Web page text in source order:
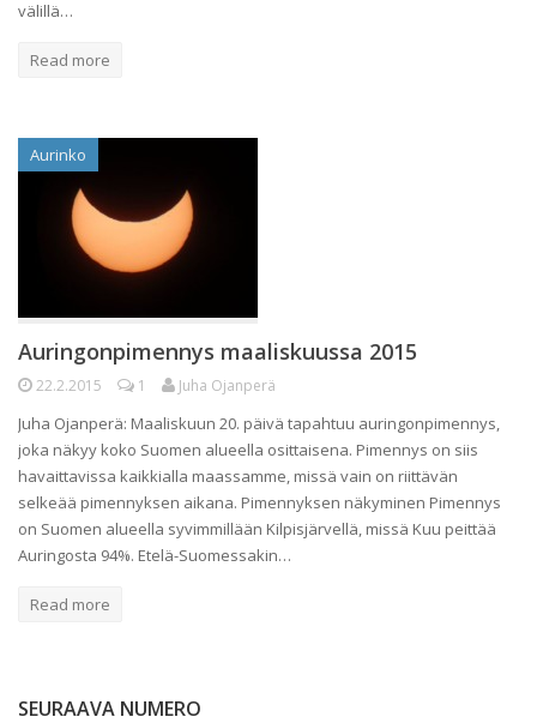
välillä…
Read more
Aurinko
Auringonpimennys maaliskuussa 2015
22.2.2015 1 Juha Ojanperä
Juha Ojanperä: Maaliskuun 20. päivä tapahtuu auringonpimennys,
joka näkyy koko Suomen alueella osittaisena. Pimennys on siis
havaittavissa kaikkialla maassamme, missä vain on riittävän
selkeää pimennyksen aikana. Pimennyksen näkyminen Pimennys
on Suomen alueella syvimmillään Kilpisjärvellä, missä Kuu peittää
Auringosta 94%. Etelä-Suomessakin…
Read more
SEURAAVA NUMERO